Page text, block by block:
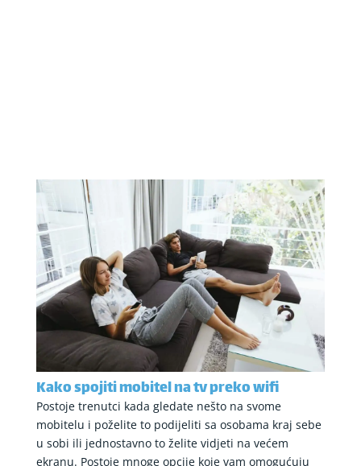
Kako spojiti mobitel na tv preko wifi
Postoje trenutci kada gledate nešto na svome
mobitelu i poželite to podijeliti sa osobama kraj sebe
u sobi ili jednostavno to želite vidjeti na većem
ekranu. Postoje mnoge opcije koje vam omogućuju